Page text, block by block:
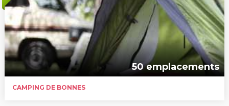
50 emplacements
CAMPING DE BONNES